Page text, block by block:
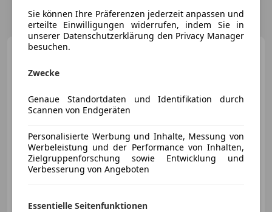
Sie können Ihre Präferenzen jederzeit anpassen und
erteilte Einwilligungen widerrufen, indem Sie in
unserer Datenschutzerklärung den Privacy Manager
besuchen.
Zwecke
Genaue Standortdaten und Identifikation durch
Scannen von Endgeräten
Personalisierte Werbung und Inhalte, Messung von
Werbeleistung und der Performance von Inhalten,
Zielgruppenforschung sowie Entwicklung und
Verbesserung von Angeboten
Essentielle Seitenfunktionen